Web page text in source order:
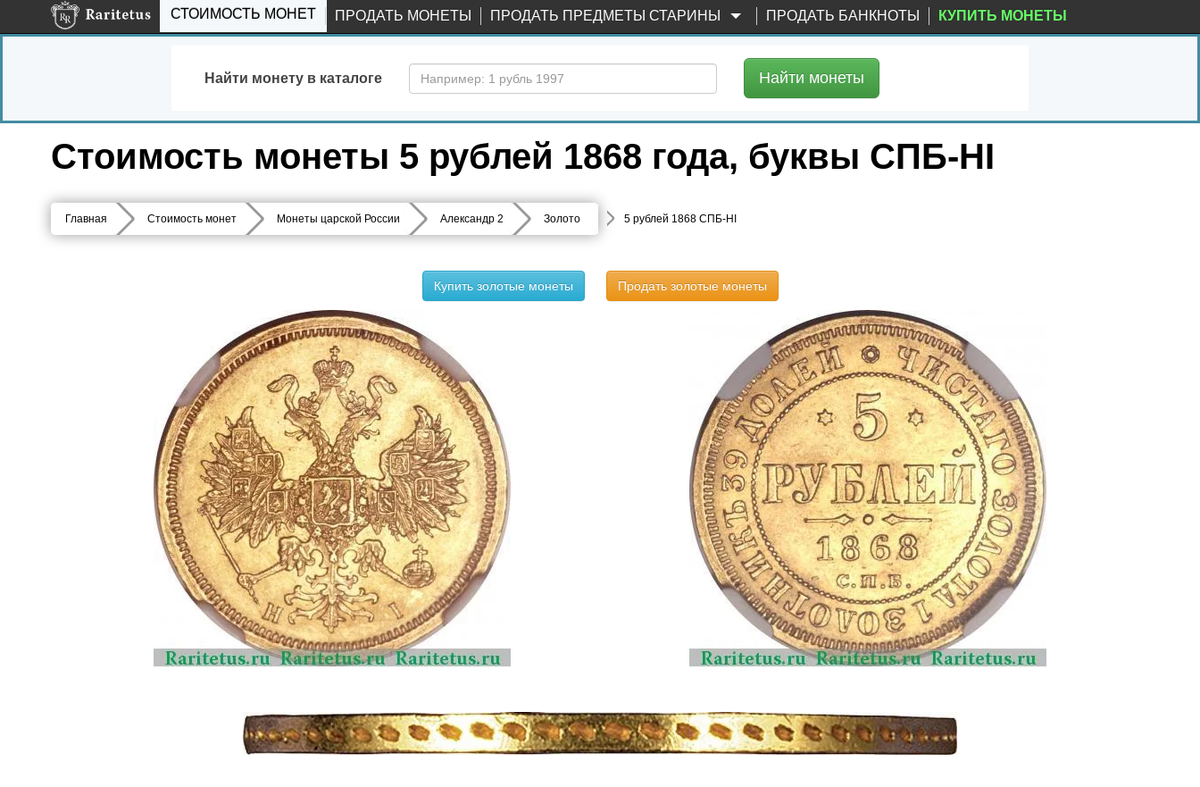
СТОИМОСТЬ МОНЕТ ПРОДАТЬ МОНЕТЫ ПРОДАТЬ ПРЕДМЕТЫ СТАРИНЫ ПРОДАТЬ БАНКНОТЫ КУПИТЬ МОНЕТЫ
Найти монету в каталоге Найти монеты
Стоимость монеты 5 рублей 1868 года, буквы СПБ-НІ
Главная Стоимость монет Монеты царской России Александр 2 Золото 5 рублей 1868 СПБ-НІ
Купить золотые монеты Продать золотые монеты